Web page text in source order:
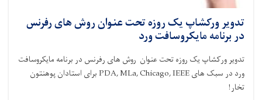
تدویر ورکشاپ یک روزه تحت عنوان روش های رفرنس
در برنامه مایکروسافت ورد
تدویر ورکشاپ یک روزه تحت عنوان روش های رفرنس در برنامه مایکروسافت
ورد در سبک هایPDA, MLa, Chicago, IEEEبرای استادان پوهنتون
تخار!